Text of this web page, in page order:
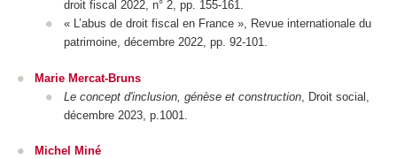
droit fiscal 2022, n° 2, pp. 155-161.
« L’abus de droit fiscal en France », Revue internationale du
patrimoine, décembre 2022, pp. 92-101.
Marie Mercat-Bruns
Le concept d'inclusion, génèse et construction, Droit social,
décembre 2023, p.1001.
Michel Miné